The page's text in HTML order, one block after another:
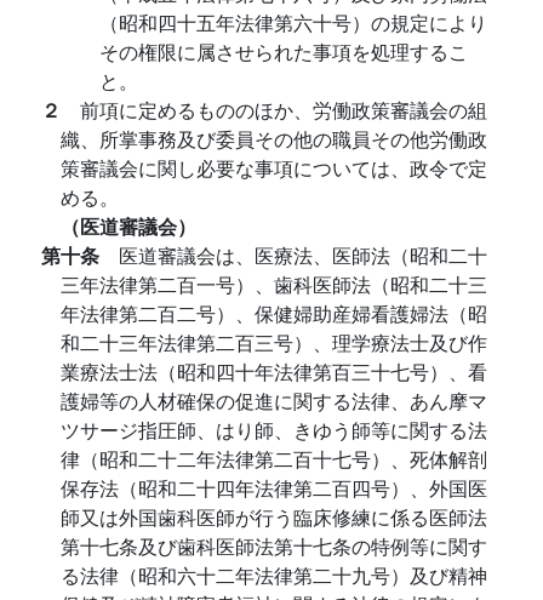
（昭和四十五年法律第六十号）の規定により
その権限に属させられた事項を処理するこ
と。
２ 前項に定めるもののほか、労働政策審議会の組
織、所掌事務及び委員その他の職員その他労働政
策審議会に関し必要な事項については、政令で定
める。
（医道審議会）
第十条 医道審議会は、医療法、医師法（昭和二十
三年法律第二百一号）、歯科医師法（昭和二十三
年法律第二百二号）、保健婦助産婦看護婦法（昭
和二十三年法律第二百三号）、理学療法士及び作
業療法士法（昭和四十年法律第百三十七号）、看
護婦等の人材確保の促進に関する法律、あん摩マ
ツサージ指圧師、はり師、きゆう師等に関する法
律（昭和二十二年法律第二百十七号）、死体解剖
保存法（昭和二十四年法律第二百四号）、外国医
師又は外国歯科医師が行う臨床修練に係る医師法
第十七条及び歯科医師法第十七条の特例等に関す
る法律（昭和六十二年法律第二十九号）及び精神